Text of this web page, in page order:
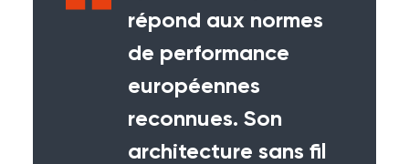
répond aux normes
de performance
européennes
reconnues. Son
architecture sans fil